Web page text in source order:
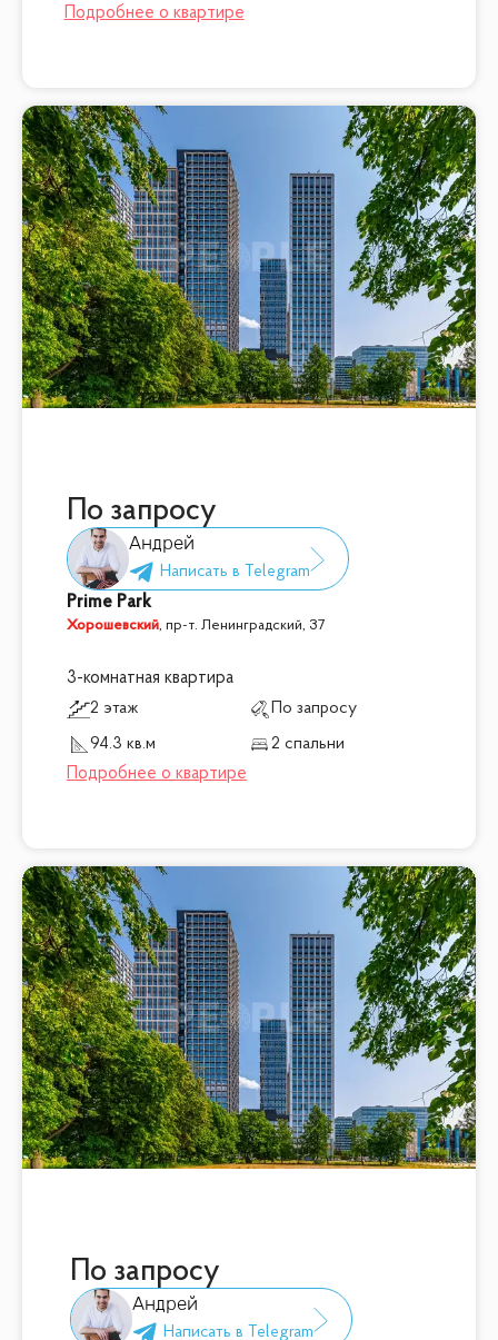
По запросу
Андрей
Prime Park
Хорошевский,пр-т. Ленинградский, 37
3-комнатная квартира
2 этаж
По запросу
94.3 кв.м
2 спальни
По запросу
Андрей